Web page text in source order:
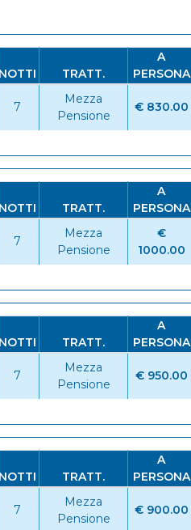
NOTTI TRATT.
A
PERSONA
7
Mezza
Pensione
€ 830.00
NOTTI TRATT.
A
PERSONA
7
Mezza
Pensione
€
1000.00
NOTTI TRATT.
A
PERSONA
7
Mezza
Pensione
€ 950.00
NOTTI TRATT.
A
PERSONA
7
Mezza
Pensione
€ 900.00